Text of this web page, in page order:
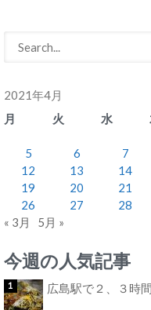
2021年4月
月
火 水
5
6 7
12
13 14
19
20 21
26
27 28
« 3月
5月 »
今週の人気記事
広島駅で２、３時